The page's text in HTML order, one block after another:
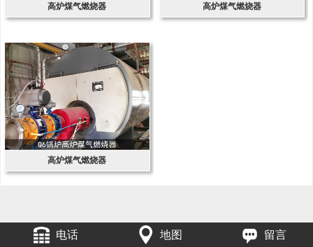
高炉煤气燃烧器 高炉煤气燃烧器
高炉煤气燃烧器
电话 地图 留言